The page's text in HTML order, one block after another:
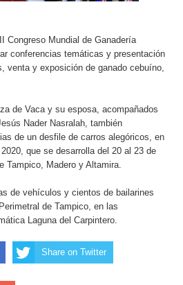
Congreso Mundial de Ganadería
conferencias temáticas y presentación
venta y exposición de ganado cebuíno,
de Vaca y su esposa, acompañados
Nader Nasralah, también
de un desfile de carros alegóricos, en
que se desarrolla del 20 al 23 de
Tampico, Madero y Altamira.
de vehículos y cientos de bailarines
de Tampico, en las
Laguna del Carpintero.
Share on Twitter